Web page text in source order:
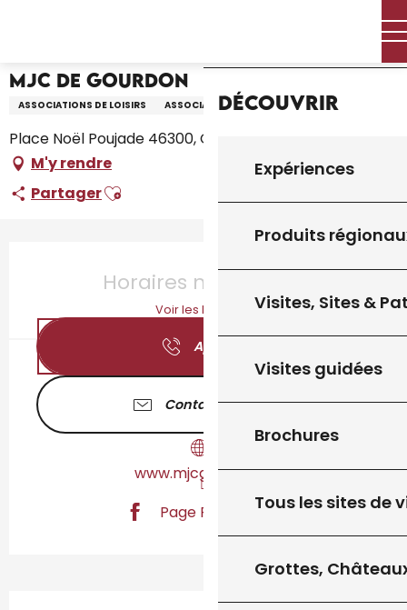
principal
Découvrir
Expériences
Produits
Visites, Sites &
Visites guidées
Brochures
Tous les sites de
Grottes,
MJC de Gourdon
ASSOCIATIONS DE LOISIRS ASSOCIATION
Place Noël Poujade 46300, Gourdon
M'y rendre
PartagerAjouter aux favoris
Horaires non définis
Voir les horaires
Appeler
Contactez-nous
www.mjcgourdon.fr
Page Facebook